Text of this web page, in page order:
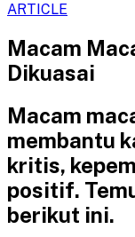
ARTICLE
Macam
Dikuasai
Macam
membantu
kritis,
positif.
berikut ini.